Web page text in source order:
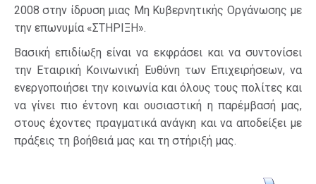
2008 στην ίδρυση μιας Μη Κυβερνητικής Οργάνωσης με
την επωνυμία «ΣΤΗΡΙΞΗ».
Βασική επιδίωξη είναι να εκφράσει και να συντονίσει
την Εταιρική Κοινωνική Ευθύνη των Επιχειρήσεων, να
ενεργοποιήσει την κοινωνία και όλους τους πολίτες και
να γίνει πιο έντονη και ουσιαστική η παρέμβασή μας,
στους έχοντες πραγματικά ανάγκη και να αποδείξει με
πράξεις τη βοήθειά μας και τη στήριξή μας.